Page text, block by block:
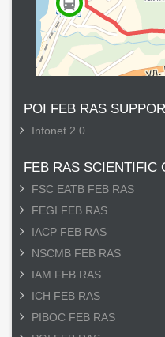
POI FEB RAS
Infonet 2.0
FEB RAS SCIENTIFIC
FSC EATB FEB RAS
FEGI FEB RAS
IACP FEB RAS
NSCMB FEB RAS
IAM FEB RAS
ICH FEB RAS
PIBOC FEB RAS